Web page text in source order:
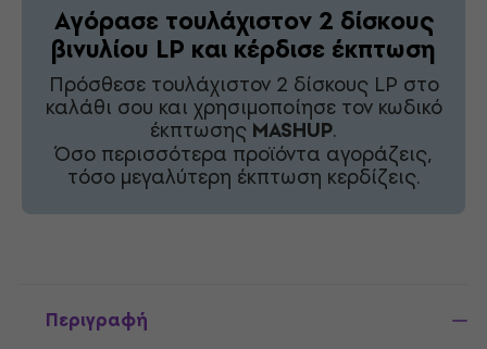
Αγόρασε τουλάχιστον 2 δίσκους
βινυλίου LP και κέρδισε έκπτωση
Πρόσθεσε τουλάχιστον 2 δίσκους LP στο
καλάθι σου και χρησιμοποίησε τον κωδικό
έκπτωσηςMASHUP.
Όσο περισσότερα προϊόντα αγοράζεις,
τόσο μεγαλύτερη έκπτωση κερδίζεις.
Περιγραφή